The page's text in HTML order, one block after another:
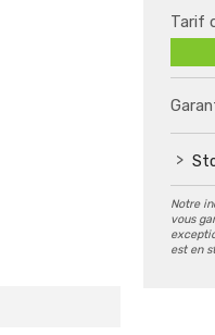
Tarif
Notre
vous
est en